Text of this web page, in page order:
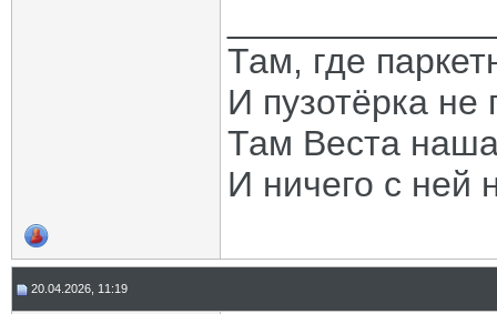
Там, где
И пузотёрка не
Там Веста
И ничего с ней
20.04.2026, 11:19